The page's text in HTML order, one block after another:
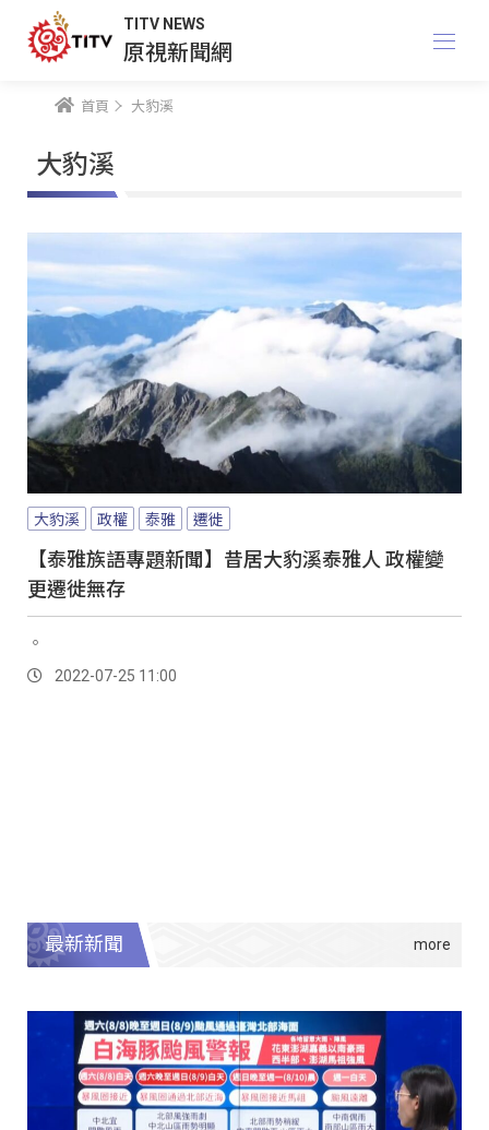
TITV NEWS
原視新聞網
首頁 大豹溪
大豹溪
大豹溪 政權 泰雅 遷徙
【泰雅族語專題新聞】昔居大豹溪泰雅人 政權變
更遷徙無存
。
2022-07-25 11:00
最新新聞